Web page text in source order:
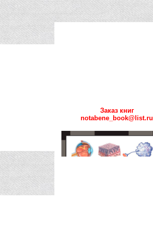
Заказ книг
notabene_book@list.ru